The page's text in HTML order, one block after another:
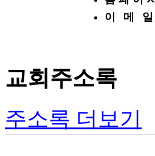
이 메 일
교회주소록
주소록 더보기